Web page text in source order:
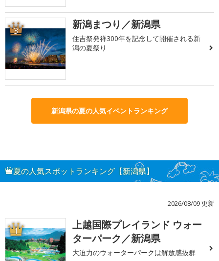
3 新潟まつり／新潟県
住吉祭発祥300年を記念して開催される新
潟の夏祭り
新潟県の夏の人気イベントランキング
夏の人気スポットランキング【新潟県】
2026/08/09 更新
1
上越国際プレイランド ウォー
ターパーク／新潟県
大迫力のウォーターパークは解放感抜群